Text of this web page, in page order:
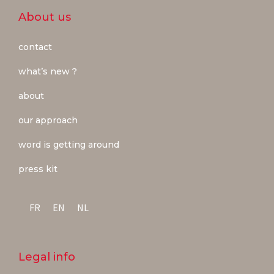
About us
contact
what’s new ?
about
our approach
word is getting around
press kit
FR EN NL
Legal info